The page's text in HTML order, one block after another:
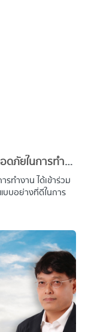
คุณณัฐรินีย์ บุญมานัส เจ้าหน้าที่ความปลอดภัยในการทำงาน ได้เข้าร่วมพิธีประกาศเกียรติคุณแก่สถานประกอบกิจการที่เป็นแบบอย่างที่ดีในการบริหารจัดการปัญหายาเสพติด
ำงาน ได้เข้าร่วม
บอย่างที่ดีในการ